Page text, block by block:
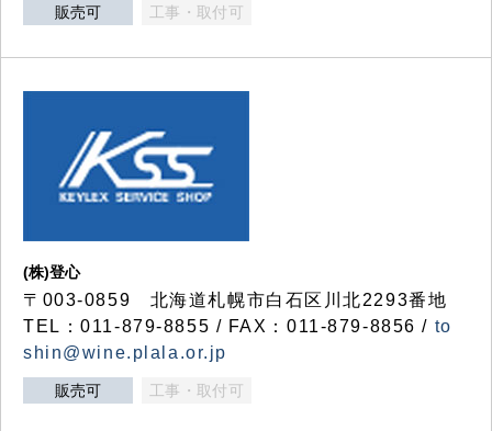
販売可 工事・取付可
(株)登心
〒003-0859 北海道札幌市白石区川北2293番地
TEL：011-879-8855 / FAX：011-879-8856 / to
shin@wine.plala.or.jp
販売可 工事・取付可